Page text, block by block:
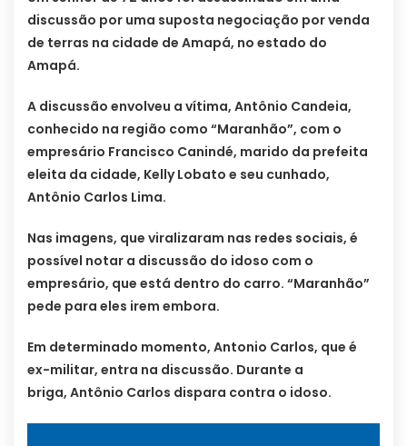
discussão por uma suposta negociação por venda
de terras na cidade de Amapá, no estado do
Amapá.
A discussão envolveu a vítima, Antônio Candeia,
conhecido na região como “Maranhão”, com o
empresário Francisco Canindé, marido da prefeita
eleita da cidade, Kelly Lobato e seu cunhado,
Antônio Carlos Lima.
Nas imagens, que viralizaram nas redes sociais, é
possível notar a discussão do idoso com o
empresário, que está dentro do carro. “Maranhão”
pede para eles irem embora.
Em determinado momento, Antonio Carlos, que é
ex-militar, entra na discussão. Durante a
briga, Antônio Carlos dispara contra o idoso.